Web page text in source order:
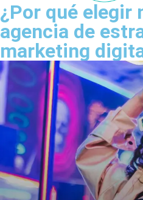
¿Por qué elegir
agencia de
marketing